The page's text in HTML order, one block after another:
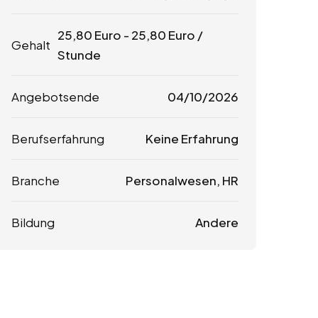
Gehalt
25,80 Euro - 25,80 Euro /
Stunde
Angebotsende 04/10/2026
Berufserfahrung Keine Erfahrung
Branche Personalwesen, HR
Bildung Andere